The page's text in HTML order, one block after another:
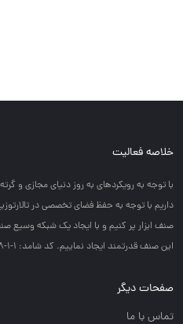
خلاصه فعالیت
با توجه به رويكردهاي به روز دنياي مجازي و
داريم با توجه به حفظ فضاي تخصصي در
صنف ابزار پر كنيم و با ايجاد يك شبكه وسيع
اين صنف قدرتمند ايجاد نماييم. کد شامد: 1-1-756538-65-0-2
صفحات دیگر
تماس با ما